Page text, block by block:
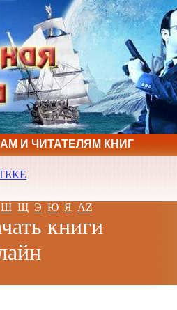
И ЧИТАТЕЛЯМ КНИГ
Ш Щ Э Ю Я AZ
книги